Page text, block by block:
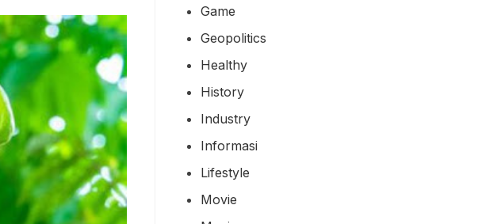
Game
Geopolitics
Healthy
History
Industry
Informasi
Lifestyle
Movie